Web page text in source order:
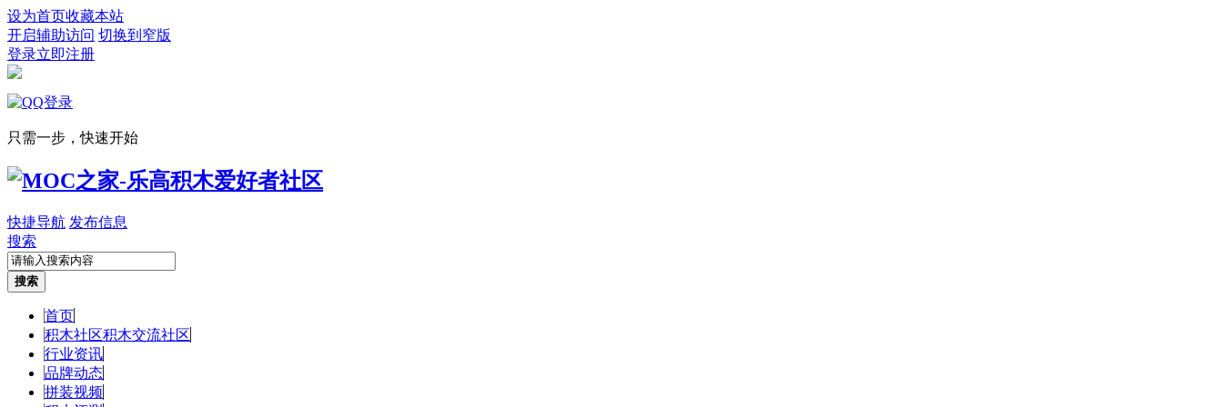
设为首页收藏本站
开启辅助访问 切换到窄版
登录立即注册
只需一步，快速开始
快捷导航 发布信息
搜索
搜索
首页
积木社区积木交流社区
行业资讯
品牌动态
拼装视频